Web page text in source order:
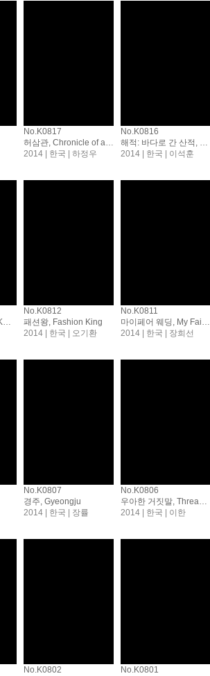
No.K0817
허삼관, Chronicle of a Blood Merchant
2014 | 한국 | 하정우
No.K0816
해적: 바다로 간 산적, The Pirates
2014 | 한국 | 이석훈
군도 : 민란의 시대, KUNDO: Age of the Rampant
No.K0812
패션왕, Fashion King
2014 | 한국 | 오기환
No.K0811
마이페어 웨딩, My Fair Wedding
2014 | 한국 | 장희선
No.K0807
경주, Gyeongju
2014 | 한국 | 장률
No.K0806
우아한 거짓말, Thread of Lies
2014 | 한국 | 이한
No.K0802 No.K0801